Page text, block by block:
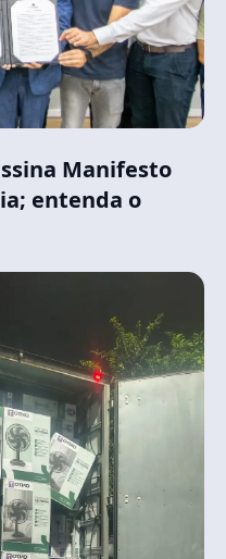
Manifesto
entenda o